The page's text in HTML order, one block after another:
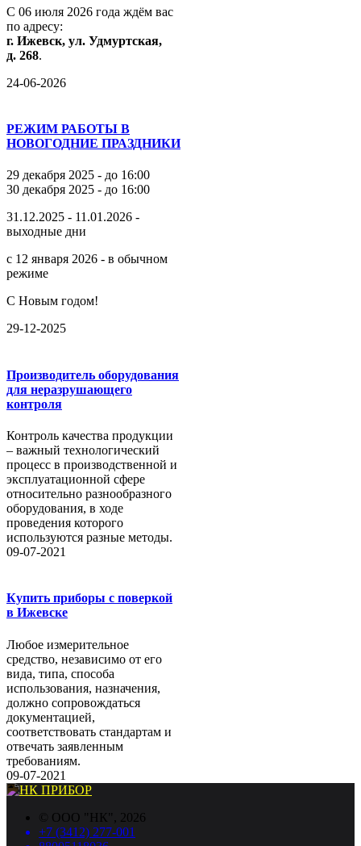
С 06 июля 2026 года ждём вас
по адресу:
г. Ижевск, ул. Удмуртская,
д. 268.
24-06-2026
РЕЖИМ РАБОТЫ В
НОВОГОДНИЕ ПРАЗДНИКИ
29 декабря 2025 - до 16:00
30 декабря 2025 - до 16:00
31.12.2025 - 11.01.2026 -
выходные дни
с 12 января 2026 - в обычном
режиме
С Новым годом!
29-12-2025
Производитель оборудования
для неразрушающего
контроля
Контроль качества продукции
– важный технологический
процесс в производственной и
эксплуатационной сфере
относительно разнообразного
оборудования, в ходе
проведения которого
используются разные методы.
09-07-2021
Купить приборы с поверкой
в Ижевске
Любое измерительное
средство, независимо от его
вида, типа, способа
использования, назначения,
должно сопровождаться
документацией,
соответствовать стандартам и
отвечать заявленным
требованиям.
09-07-2021
© ООО "НК", 2026
+7 (3412) 277-001